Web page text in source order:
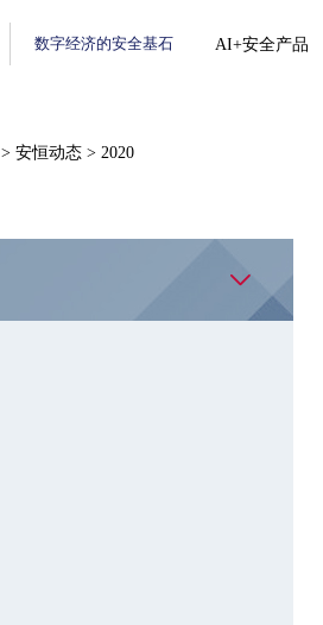
数字经济的安全基石 AI+安全产品
>安恒动态 >2020